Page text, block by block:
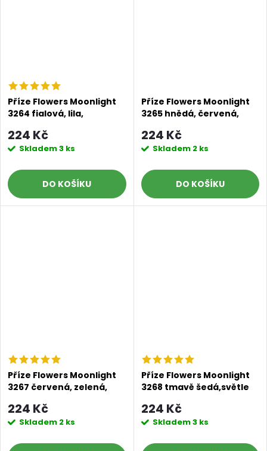
Příze Flowers Moonlight
3264 fialová, lila,
224 Kč
Skladem3 ks
DO KOŠÍKU
Příze Flowers Moonlight
3265 hnědá, červená,
224 Kč
Skladem 2 ks
DO KOŠÍKU
Příze Flowers Moonlight
3267 červená, zelená,
224 Kč
Skladem 2 ks
Příze Flowers Moonlight
3268 tmavě šedá,světle
béžová
224 Kč
Skladem3 ks